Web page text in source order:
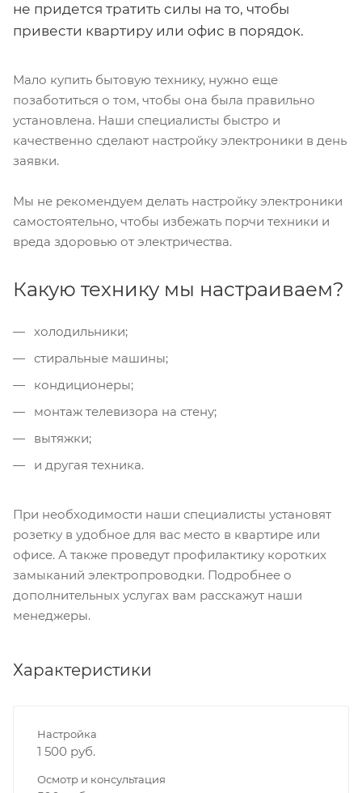
не придется тратить силы на то, чтобы
привести квартиру или офис в порядок.
Мало купить бытовую технику, нужно еще
позаботиться о том, чтобы она была правильно
установлена. Наши специалисты быстро и
качественно сделают настройку электроники в день
заявки.
Мы не рекомендуем делать настройку электроники
самостоятельно, чтобы избежать порчи техники и
вреда здоровью от электричества.
Какую технику мы настраиваем?
холодильники;
стиральные машины;
кондиционеры;
монтаж телевизора на стену;
вытяжки;
и другая техника.
При необходимости наши специалисты установят
розетку в удобное для вас место в квартире или
офисе. А также проведут профилактику коротких
замыканий электропроводки. Подробнее о
дополнительных услугах вам расскажут наши
менеджеры.
Характеристики
Настройка
1 500 руб.
Осмотр и консультация